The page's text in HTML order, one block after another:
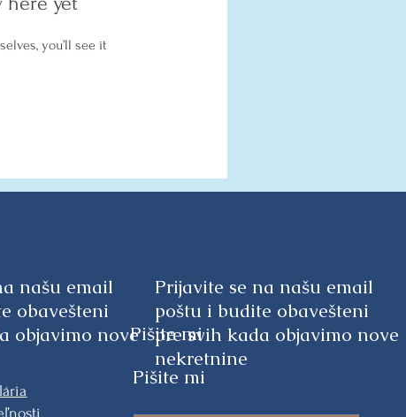
you’ll see it
Pišite mi
Pišite mi
našu email
obavešteni
objavimo nove
Prijavite se na našu email
poštu i budite obavešteni
pre svih kada objavimo nove
nekretnine